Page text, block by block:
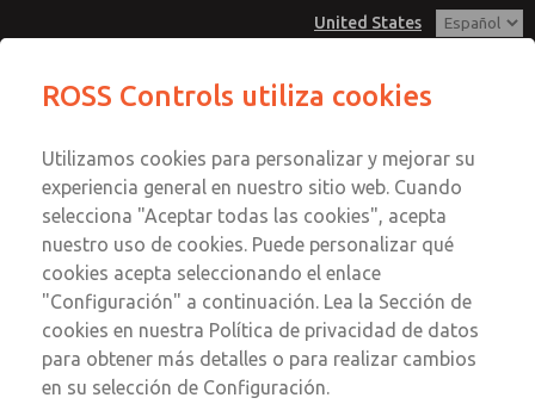
United States
Cuenta
Ver Carrito de Compra
Registrarse
Inscribirse
ROSS Controls utiliza cookies
Utilizamos cookies para personalizar y mejorar su
experiencia general en nuestro sitio web. Cuando
selecciona "Aceptar todas las cookies", acepta
nuestro uso de cookies. Puede personalizar qué
cookies acepta seleccionando el enlace
"Configuración" a continuación. Lea la Sección de
cookies en nuestra Política de privacidad de datos
para obtener más detalles o para realizar cambios
en su selección de Configuración.